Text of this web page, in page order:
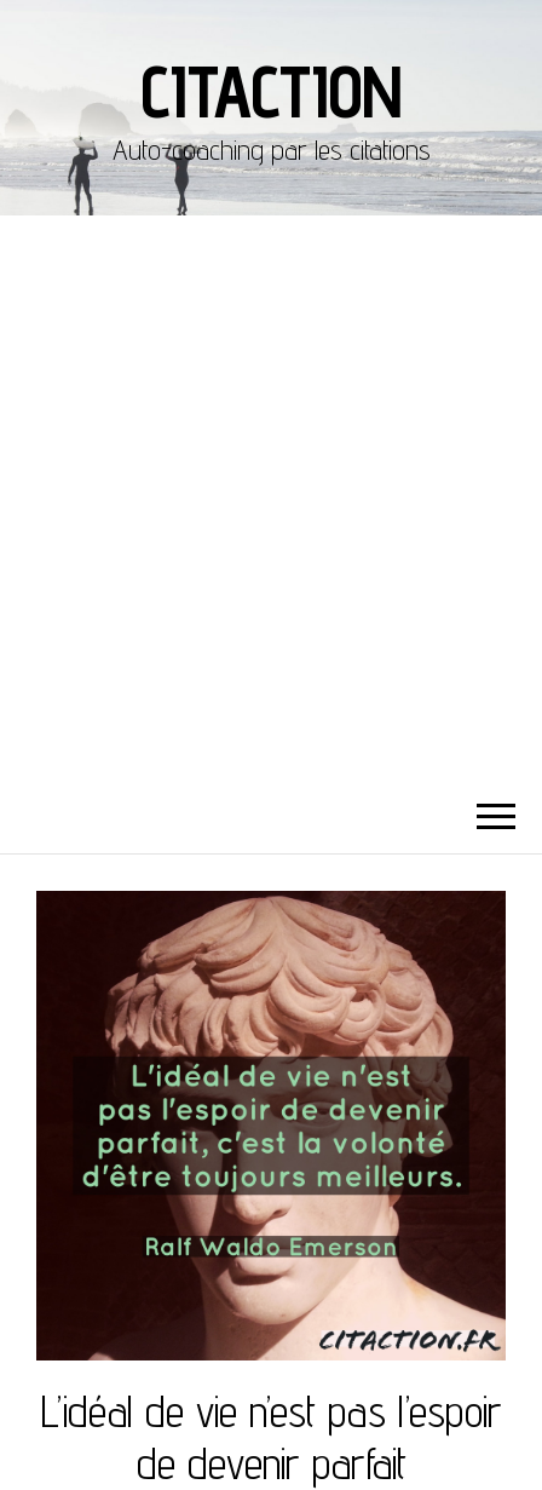
CITACTION
Auto-coaching par les citations
L’idéal de vie n’est pas l’espoir
de devenir parfait